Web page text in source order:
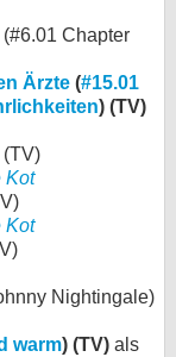
Chapter
Ärzte (#15.01
) (TV)
(TV)
Kot
Kot
Nightingale)
warm) (TV) als